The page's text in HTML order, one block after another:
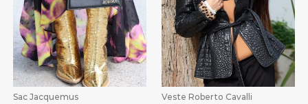
Sac Jacquemus
Veste Roberto Cavalli